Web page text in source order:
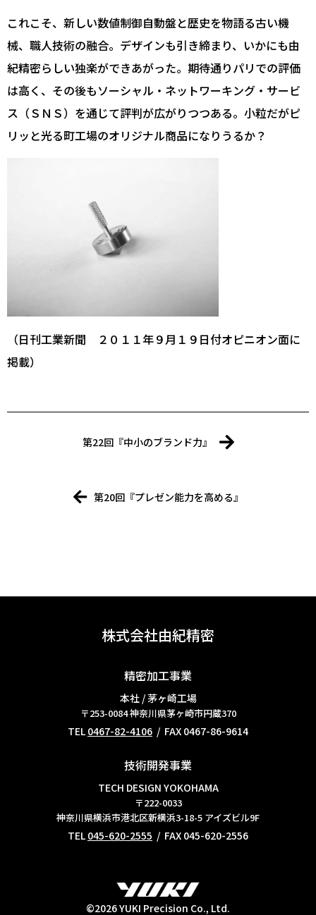
これこそ、新しい数値制御自動盤と歴史を物語る古い機
械、職人技術の融合。デザインも引き締まり、いかにも由
紀精密らしい独楽ができあがった。期待通りパリでの評価
は高く、その後もソーシャル・ネットワーキング・サービ
ス（ＳＮＳ）を通じて評判が広がりつつある。小粒だがピ
リッと光る町工場のオリジナル商品になりうるか？
（日刊工業新聞 ２０１１年９月１９日付オピニオン面に
掲載）
第22回『中小のブランド力』
第20回『プレゼン能力を高める』
株式会社由紀精密
精密加工事業
本社 / 茅ヶ崎工場
〒253-0084神奈川県茅ヶ崎市円蔵370
TEL 0467-82-4106 / FAX 0467-86-9614
技術開発事業
TECH DESIGN YOKOHAMA
〒222-0033
神奈川県横浜市港北区新横浜3-18-5 アイズビル9F
TEL 045-620-2555 / FAX 045-620-2556
©2026 YUKI Precision Co., Ltd.